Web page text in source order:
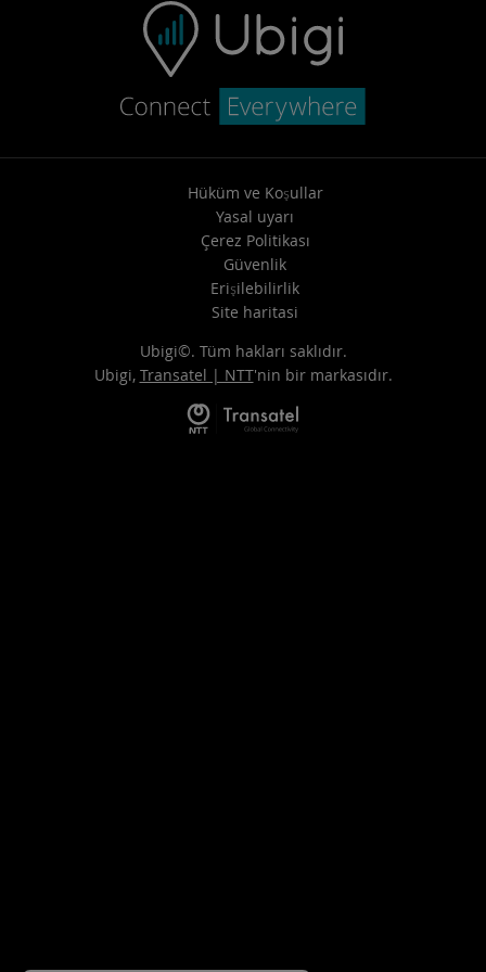
Hüküm ve Koşullar
Yasal uyarı
Çerez Politikası
Güvenlik
Erişilebilirlik
Site haritasi
Ubigi©. Tüm hakları saklıdır.
Ubigi, Transatel | NTT'nin bir markasıdır.